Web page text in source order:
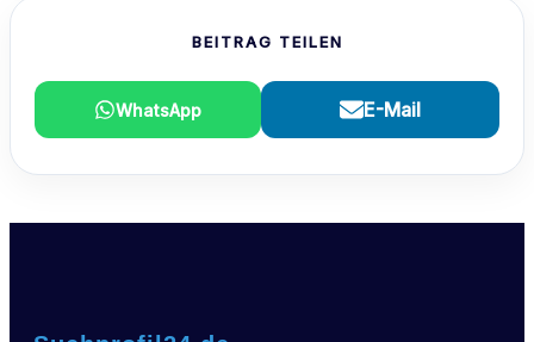
BEITRAG TEILEN
WhatsApp E-Mail